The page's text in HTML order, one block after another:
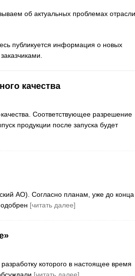
об актуальных проблемах
публикуется информация о новых
качества
Соответствующее разрешение
продукции после запуска будет
АО). Согласно планам, уже до конца
[читать далее]
которого в настоящее время